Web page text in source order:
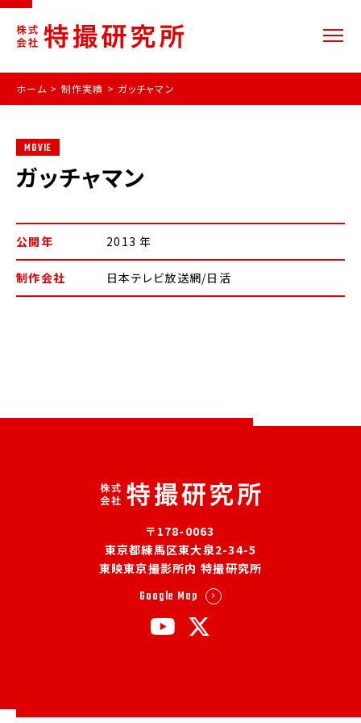
ホーム > 制作実績 > ガッチャマン
MOVIE
ガッチャマン
公開年 2013 年
制作会社 日本テレビ放送網/日活
〒178-0063
東京都練馬区東大泉2-34-5
東映東京撮影所内 特撮研究所
Google Map